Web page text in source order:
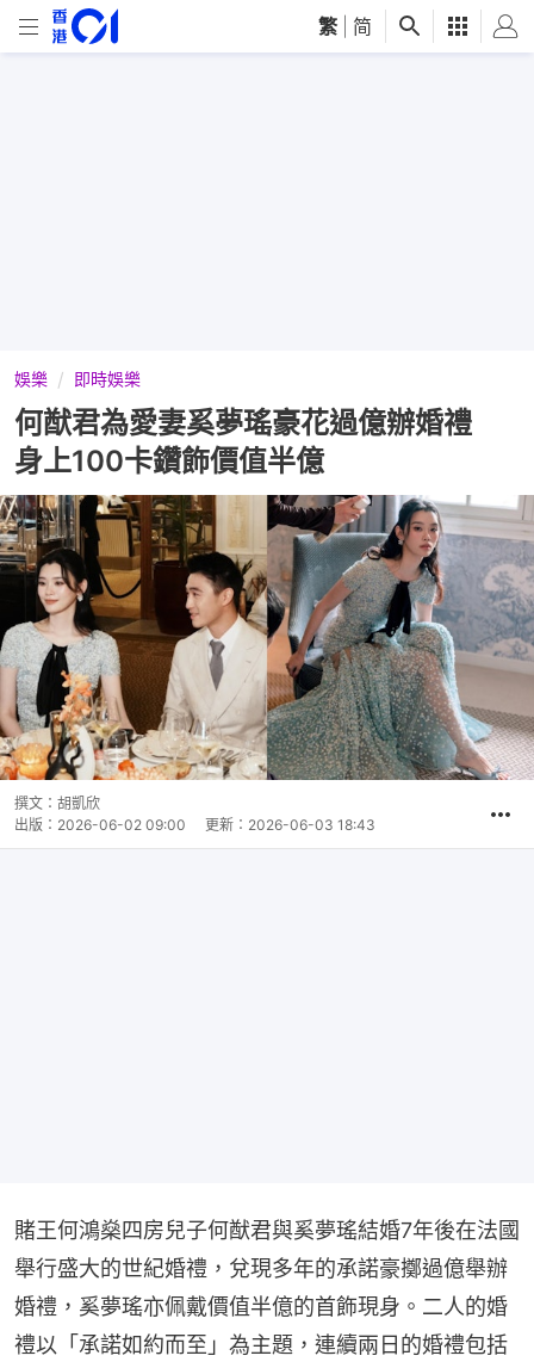
繁 简
娛樂 即時娛樂
何猷君為愛妻奚夢瑤豪花過億辦婚禮
身上100卡鑽飾價值半億
撰文： 胡凱欣
出版： 2026-06-02 09:00 更新： 2026-06-03 18:43
賭王何鴻燊四房兒子何猷君與奚夢瑤結婚7年後在法國
舉行盛大的世紀婚禮，兌現多年的承諾豪擲過億舉辦
婚禮，奚夢瑤亦佩戴價值半億的首飾現身。二人的婚
禮以「承諾如約而至」為主題，連續兩日的婚禮包括